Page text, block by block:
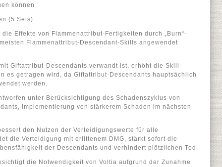
können
(5 Sets)
Effekte von Flammenattribut-Fertigkeiten durch „Burn“-
Flammenattribut-Descendant-Skills angewendet
Giftattribut-Descendants verwandt ist, erhöht die Skill-
es getragen wird, da Giftattribut-Descendants hauptsächlich
werden.
unter Berücksichtigung des Schadenszyklus von
Implementierung von stärkerem Schaden im nächsten
den Nutzen der Verteidigungswerte für alle
die Verteidigung mit erlittenem DMG, stärkt sofort die
der Descendants und verhindert plötzlichen Tod.
die Notwendigkeit von Voltia aufgrund der Zunahme